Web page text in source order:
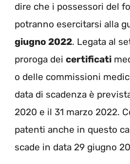
dire che i possessori del
potranno esercitarsi alla
giugno 2022. Legata al
proroga dei certificati
o delle commissioni
data di scadenza è
2020 e il 31 marzo 2022.
patenti anche in questo
scade in data 29 giugno